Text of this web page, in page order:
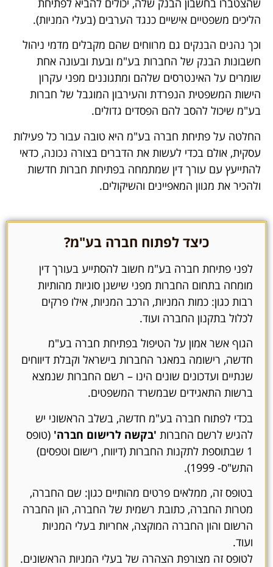
הליכים משפטיים אישיים כנגד הערבים (בעלי המניות).
וכך נהנים הבנקים גם מרווחים שהם מקבלים מדמי ניהול
חשבונות הבנק של החברות בע"מ ובעת ובעונה אחת
שומרים על האינטרסים שלהם ומתגוננים מפני עקרון
הישות המשפטית הנפרדת והעירבון המוגבל של חברות
בע"מ שיכול להסב להם הפסדים גדולים.
החלטה על פתיחת חברה בע"מ היא טובה עבור כל פעילות
עסקית, אולם בכדי לעשות את הדברים בצורה נכונה, כדאי
להתייעץ עם עורך דין שמתמחה בפתיחת חברות חדשות
ולהכיר את מגוון המאפיינים והשיקולים.
כיצד לפתוח חברה בע"מ?
לפני פתיחת חברה בע"מ חשוב להסתייע בעורך דין
מומחה בתחום החברות מפני שישנן סוגיות מהותיות
רבות כגון: כמות המניות, הרכב המניות, אילו פרקים
לכלול בתקנון החברה ועוד.
הגוף אשר אמון על הטיפול בפתיחת חברה בע"מ
חדשה, רישומה במאגר החברות בישראל וקבלת דיווחים
שנתיים ועדכונים שונים הינו – רשם החברות שנמצא
ברשות התאגידים שבמשרד המשפטים.
בכדי לפתוח חברה בע"מ חדשה, בשלב הראשוני יש
להגיש לרשם החברות 'בקשה לרישום חברה' (טופס
1 שבתוספת לתקנות החברות (דיווח, רישום וטפסים)
התש"ס- 1999).
בטופס זה, ממלאים פרטים מהותיים כגון: שם החברה,
מטרות החברה, כתובת רשמית של החברה, הון החברה
הרשום והון החברה המוקצה, אחריות בעלי המניות
ועוד.
לטופס זה מצורפת הצהרה של בעלי המניות הראשונים.